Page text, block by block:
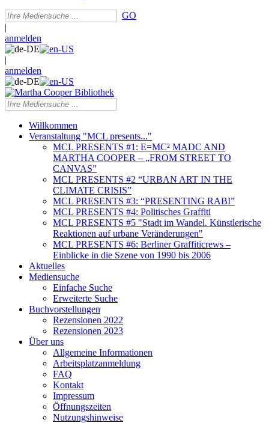
GO
|
anmelden
|
anmelden
Willkommen
Veranstaltung "MCL presents..."
MCL PRESENTS #1: E=MC² MADC AND
MARTHA COOPER – „FROM STREET TO
CANVAS”
MCL PRESENTS #2 “URBAN ART IN THE
CLIMATE CRISIS”
MCL PRESENTS #3: “PRESENTING RABI”
MCL PRESENTS #4: Politisches Graffiti
MCL PRESENTS #5 "Stadt im Wandel. Künstlerische
Reaktionen auf urbane Veränderungen"
MCL PRESENTS #6: Berliner Graffiticrews –
Einblicke in die Szene von 1990 bis 2006
Aktuelles
Mediensuche
Einfache Suche
Erweiterte Suche
Buchvorstellungen
Rezensionen 2022
Rezensionen 2023
Über uns
Allgemeine Informationen
Arbeitsplatzanmeldung
FAQ
Kontakt
Impressum
Öffnungszeiten
Nutzungshinweise